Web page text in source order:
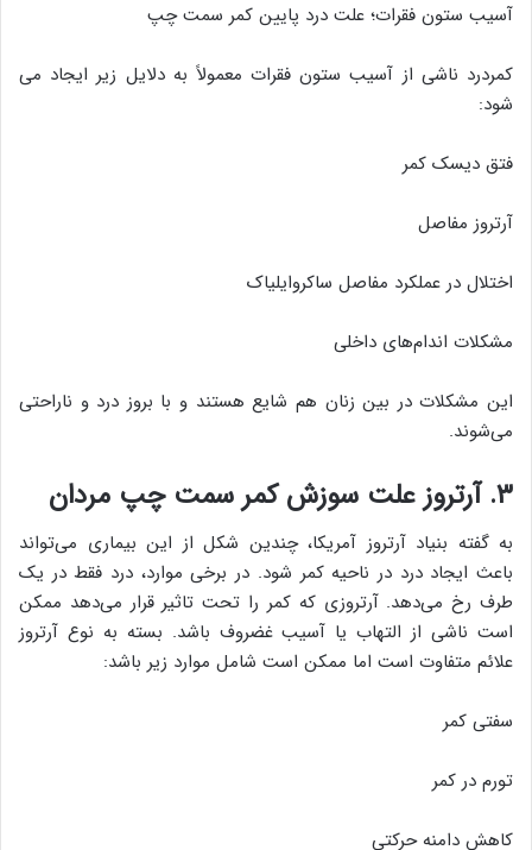
آسیب ستون فقرات؛ علت درد پایین کمر سمت چپ
کمردرد ناشی از آسیب ستون فقرات معمولاً به دلایل زیر ایجاد می
شود:
فتق دیسک کمر
آرتروز مفاصل
اختلال در عملکرد مفاصل ساکروایلیاک
مشکلات اندام‌های داخلی
این مشکلات در بین زنان هم شایع هستند و با بروز درد و ناراحتی
می‌شوند.
۳. آرتروز علت سوزش کمر سمت چپ مردان
به گفته بنیاد آرتروز آمریکا، چندین شکل از این بیماری می‌تواند
باعث ایجاد درد در ناحیه کمر شود. در برخی موارد، درد فقط در یک
طرف رخ می‌دهد. آرتروزی که کمر را تحت تاثیر قرار می‌دهد ممکن
است ناشی از التهاب یا آسیب غضروف باشد. بسته به نوع آرتروز
علائم متفاوت است اما ممکن است شامل موارد زیر باشد:
سفتی کمر
تورم در کمر
کاهش دامنه حرکتی